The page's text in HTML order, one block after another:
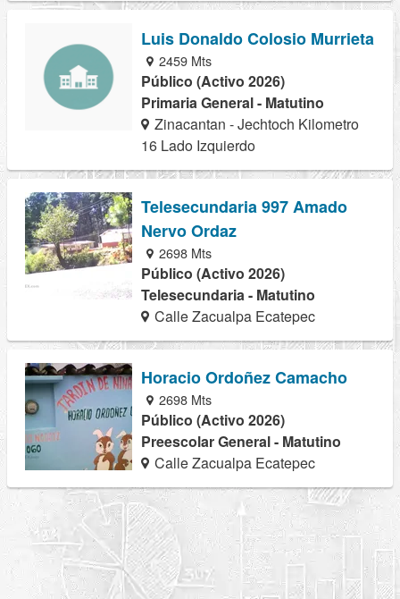
Luis Donaldo Colosio Murrieta
2459 Mts
Público (Activo 2026)
Primaria General - Matutino
Zinacantan - Jechtoch Kilometro
16 Lado Izquierdo
Telesecundaria 997 Amado
Nervo Ordaz
2698 Mts
Público (Activo 2026)
Telesecundaria - Matutino
Calle Zacualpa Ecatepec
Horacio Ordoñez Camacho
2698 Mts
Público (Activo 2026)
Preescolar General - Matutino
Calle Zacualpa Ecatepec